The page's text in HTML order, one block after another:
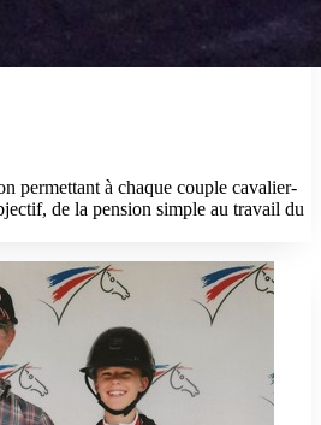
permettant à chaque couple cavalier-
de la pension simple au travail du